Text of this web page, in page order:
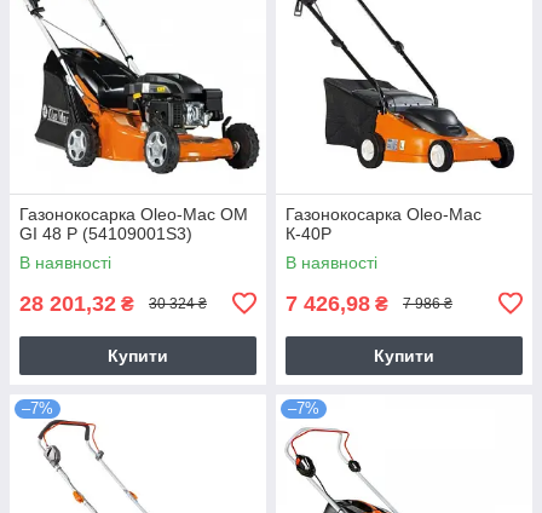
Газонокосарка Oleo-Mac OM
GI 48 P (54109001S3)
В наявності
28 201,32 ₴ 30 324 ₴
Купити
Газонокосарка Oleo-Mac
К-40Р
В наявності
7 426,98 ₴ 7 986 ₴
Купити
–7% –7%